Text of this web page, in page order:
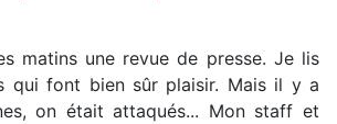
matins une revue de presse. Je lis
qui font bien sûr plaisir. Mais il y a
on était attaqués... Mon staff et